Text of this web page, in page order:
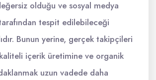
olduğu ve sosyal medya
tespit edilebileceği
Bunun yerine, gerçek takipçileri
içerik üretimine ve organik
uzun vadede daha